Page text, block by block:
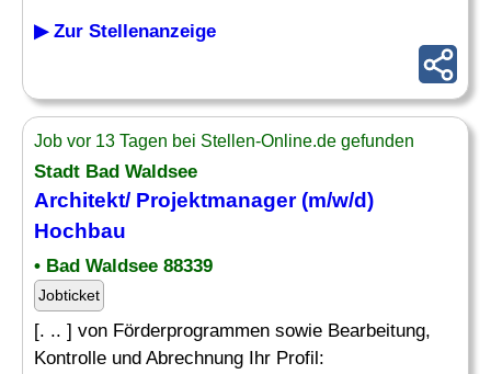
▶ Zur Stellenanzeige
Job vor 13 Tagen bei Stellen-Online.de gefunden
Stadt Bad Waldsee
Architekt/ Projektmanager (m/w/d)
Hochbau
• Bad Waldsee 88339
Jobticket
[. .. ] von Förderprogrammen sowie Bearbeitung,
Kontrolle und Abrechnung Ihr Profil: